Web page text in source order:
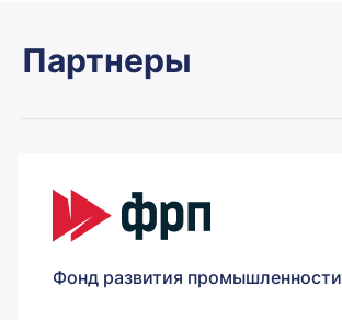
Партнеры
Фонд развития промышленности